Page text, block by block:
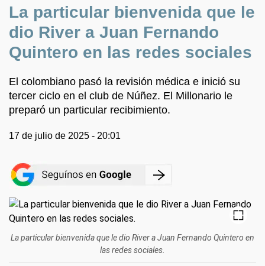
La particular bienvenida que le
dio River a Juan Fernando
Quintero en las redes sociales
El colombiano pasó la revisión médica e inició su
tercer ciclo en el club de Núñez. El Millonario le
preparó un particular recibimiento.
17 de julio de 2025 - 20:01
La particular bienvenida que le dio River a Juan Fernando Quintero en
las redes sociales.